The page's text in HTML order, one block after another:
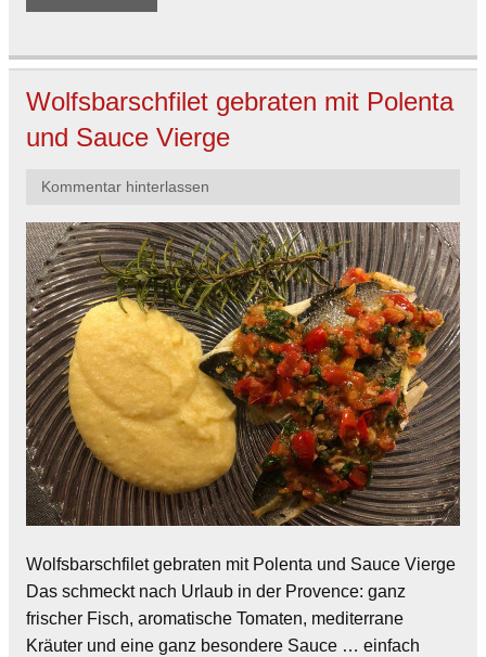
Wolfsbarschfilet gebraten mit Polenta
und Sauce Vierge
Kommentar hinterlassen
Wolfsbarschfilet gebraten mit Polenta und Sauce Vierge
Das schmeckt nach Urlaub in der Provence: ganz
frischer Fisch, aromatische Tomaten, mediterrane
Kräuter und eine ganz besondere Sauce … einfach